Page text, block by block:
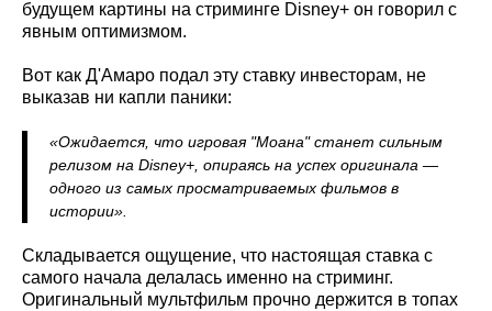
будущем картины на стриминге Disney+ он говорил с
явным оптимизмом.
Вот как Д'Амаро подал эту ставку инвесторам, не
выказав ни капли паники:
«Ожидается, что игровая "Моана" станет сильным
релизом на Disney+, опираясь на успех оригинала —
одного из самых просматриваемых фильмов в
истории».
Складывается ощущение, что настоящая ставка с
самого начала делалась именно на стриминг.
Оригинальный мультфильм прочно держится в топах